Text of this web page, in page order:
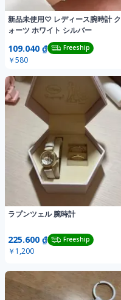
新品未使用♡ レディース腕時計 ク
ォーツ ホワイト シルバー
109.040 ₫ Freeship
￥580
ラプンツェル 腕時計
225.600 ₫ Freeship
￥1,200